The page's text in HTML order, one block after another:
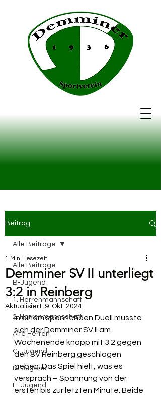
Beitrag
Alle Beiträge
B-Jugend
1. Herrenmannschaft
2. Herrenmannschaft
Alte Herren
C- Jugend
D- Jugend
E- Jugend
Alle Beiträge
Demminer SV II unterliegt
3:2 in Reinberg
1 Min. Lesezeit
Aktualisiert: 9. Okt. 2024
In einem spannenden Duell musste
sich der Demminer SV II am
Wochenende knapp mit 3:2 gegen
den SV Reinberg geschlagen
geben. Das Spiel hielt, was es
versprach – Spannung von der
ersten bis zur letzten Minute. Beide